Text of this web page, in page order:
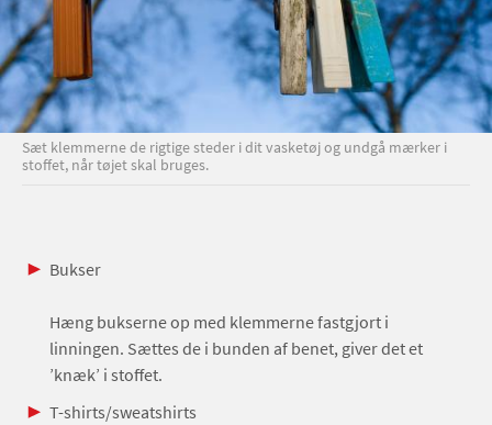
Sæt klemmerne de rigtige steder i dit vasketøj og undgå mærker i
stoffet, når tøjet skal bruges.
Bukser
Hæng bukserne op med klemmerne fastgjort i
linningen. Sættes de i bunden af benet, giver det et
’knæk’ i stoffet.
T-shirts/sweatshirts